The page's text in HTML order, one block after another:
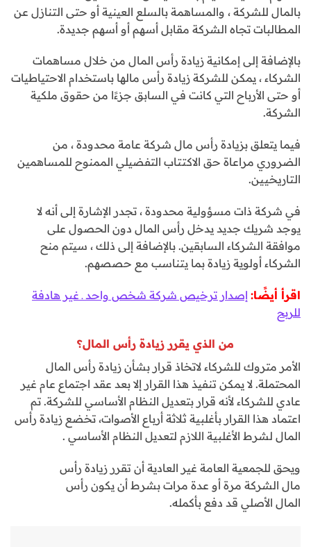
بالمال للشركة ، والمساهمة بالسلع العينية أو حتى التنازل عن
المطالبات تجاه الشركة مقابل أسهم أو أسهم جديدة.
بالإضافة إلى إمكانية زيادة رأس المال من خلال مساهمات
الشركاء ، يمكن للشركة زيادة رأس مالها باستخدام الاحتياطيات
أو حتى الأرباح التي كانت في السابق جزءًا من حقوق ملكية
الشركة.
فيما يتعلق بزيادة رأس مال شركة عامة محدودة ، من
الضروري مراعاة حق الاكتتاب التفضيلي الممنوح للمساهمين
التاريخيين.
في شركة ذات مسؤولية محدودة ، تجدر الإشارة إلى أنه لا
يوجد شريك جديد يدخل رأس المال دون الحصول على
موافقة الشركاء السابقين. بالإضافة إلى ذلك ، سيتم منح
الشركاء أولوية زيادة بما يتناسب مع حصصهم.
اقرأ أيضًا: إصدار ترخيص شركة شخص واحد ـ غير هادفة
للربح
من الذي يقرر زيادة رأس المال؟
الأمر متروك للشركاء لاتخاذ قرار بشأن زيادة رأس المال
المحتملة. لا يمكن تنفيذ هذا القرار إلا بعد عقد اجتماع عام غير
عادي للشركاء لأنه قرار بتعديل النظام الأساسي للشركة. تم
اعتماد هذا القرار بأغلبية ثلاثة أرباع الأصوات، تخضع زيادة رأس
المال لشرط الأغلبية اللازم لتعديل النظام الأساسي .
ويحق للجمعية العامة غير العادية أن تقرر زيادة رأس
مال الشركة مرة أو عدة مرات بشرط أن يكون رأس
المال الأصلي قد دفع بأكمله.